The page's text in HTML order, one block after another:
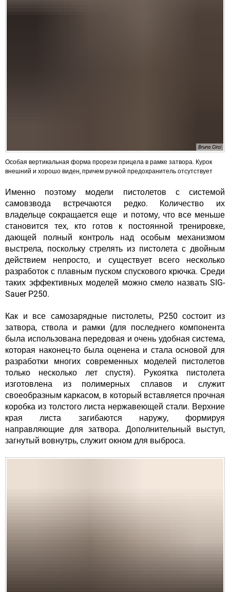
Bruno Circi
Особая вертикальная форма прорези прицела в рамке затвора. Курок
внешний и хорошо виден, причем ручной предохранитель отсутствует
Именно поэтому модели пистолетов с системой
самовзвода встречаются редко. Количество их
владельце сокращается еще и потому, что все меньше
становится тех, кто готов к постоянной тренировке,
дающей полный контроль над особым механизмом
выстрела, поскольку стрелять из пистолета с двойным
действием непросто, и существует всего несколько
разработок с плавным пуском спускового крючка. Среди
таких эффективных моделей можно смело назвать SIG-
Sauer P250.
Как и все самозарядные пистолеты, P250 состоит из
затвора, ствола и рамки (для последнего компонента
была использована передовая и очень удобная система,
которая наконец-то была оценена и стала основой для
разработки многих современных моделей пистолетов
только несколько лет спустя). Рукоятка пистолета
изготовлена из полимерных сплавов и служит
своеобразным каркасом, в который вставляется прочная
коробка из толстого листа нержавеющей стали. Верхние
края листа загибаются наружу, формируя
направляющие для затвора. Дополнительный выступ,
загнутый вовнутрь, служит окном для выброса.